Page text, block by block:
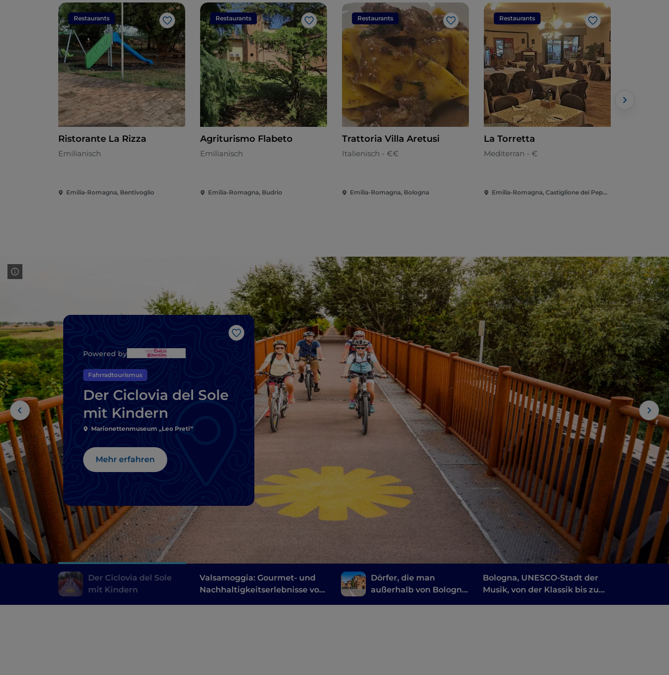
Restaurants
Like
Ristorante La Rizza
Emilianisch
Emilia-Romagna, Bentivoglio
Restaurants
Like
Agriturismo Flabeto
Emilianisch
Emilia-Romagna, Budrio
Restaurants
Like
Trattoria Villa Aretusi
Italienisch - €€
Emilia-Romagna, Bologna
Restaurants
Like
La Torretta
Mediterran - €
Emilia-Romagna, Castiglione dei Pepoli
Like
Powered by
Fahrradtourismus
Der Ciclovia del Sole
mit Kindern
Marionettenmuseum „Leo Preti“
Mehr erfahren
Der Ciclovia del Sole
mit Kindern
Valsamoggia: Gourmet- und
Nachhaltigkeitserlebnisse vor
Dörfer, die man
außerhalb von Bologna
Bologna, UNESCO-Stadt der
Musik, von der Klassik bis zum